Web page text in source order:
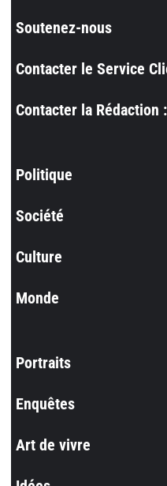
Soutenez-nous
Contacter le Service
Contacter la
Politique
Société
Culture
Monde
Portraits
Enquêtes
Art de vivre